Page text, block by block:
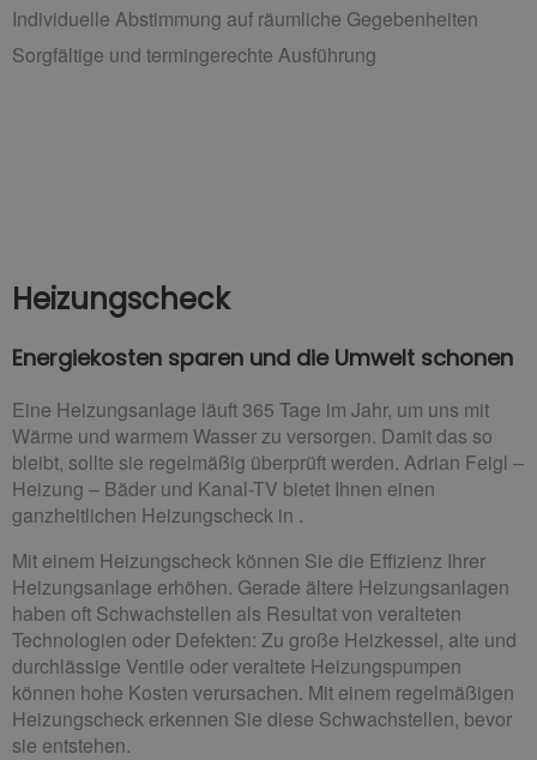
Individuelle Abstimmung auf räumliche Gegebenheiten
Sorgfältige und termingerechte Ausführung
Heizungscheck
Energiekosten sparen und die Umwelt schonen
Eine Heizungsanlage läuft 365 Tage im Jahr, um uns mit
Wärme und warmem Wasser zu versorgen. Damit das so
bleibt, sollte sie regelmäßig überprüft werden. Adrian Feigl –
Heizung – Bäder und Kanal-TV bietet Ihnen einen
ganzheitlichen Heizungscheck in .
Mit einem Heizungscheck können Sie die Effizienz Ihrer
Heizungsanlage erhöhen. Gerade ältere Heizungsanlagen
haben oft Schwachstellen als Resultat von veralteten
Technologien oder Defekten: Zu große Heizkessel, alte und
durchlässige Ventile oder veraltete Heizungspumpen
können hohe Kosten verursachen. Mit einem regelmäßigen
Heizungscheck erkennen Sie diese Schwachstellen, bevor
sie entstehen.